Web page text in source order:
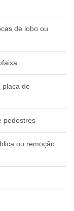
de lobo ou
placa de
pedestres
ou remoção